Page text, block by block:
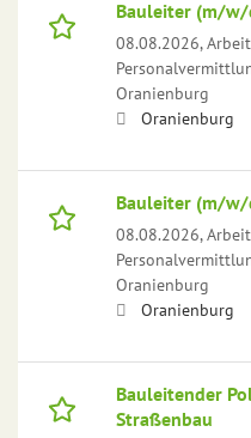
Bauleiter (m/
08.08.2026,
Oranienburg
Oranienburg
Bauleiter (m/
08.08.2026,
Oranienburg
Oranienburg
Bauleitender
Straßenbau